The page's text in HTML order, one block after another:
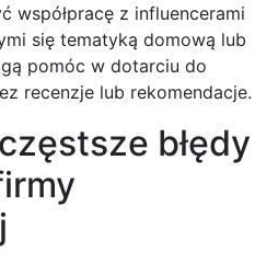
współpracę z influencerami
się tematyką domową lub
pomóc w dotarciu do
recenzje lub rekomendacje.
błędy